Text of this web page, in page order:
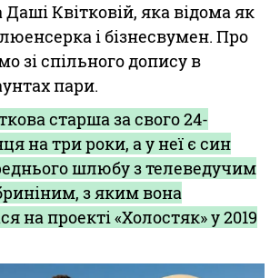
Квітковій, яка відома як
і бізнесвумен. Про
зі спільного допису в
пари.
старша за свого 24-
на три роки, а у неї є син
шлюбу з телеведучим
з яким вона
на проекті «Холостяк» у 2019